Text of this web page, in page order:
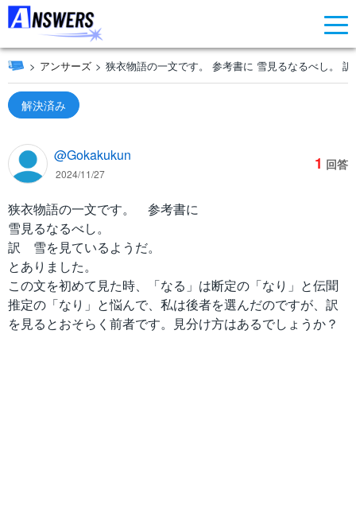
アンサーズ 狭衣物語の一文です。 参考書に 雪見るなるべし。
解決済み
@Gokakukun
2024/11/27
1 回答
狭衣物語の一文です。 参考書に
雪見るなるべし。
訳 雪を見ているようだ。
とありました。
この文を初めて見た時、「なる」は断定の「なり」と伝聞
推定の「なり」と悩んで、私は後者を選んだのですが、訳
を見るとおそらく前者です。見分け方はあるでしょうか？